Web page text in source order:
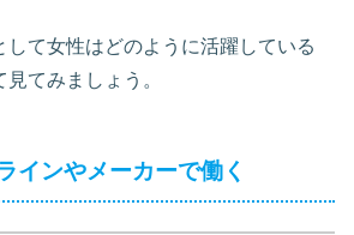
して女性はどのように活躍している
てみましょう。
インやメーカーで働く